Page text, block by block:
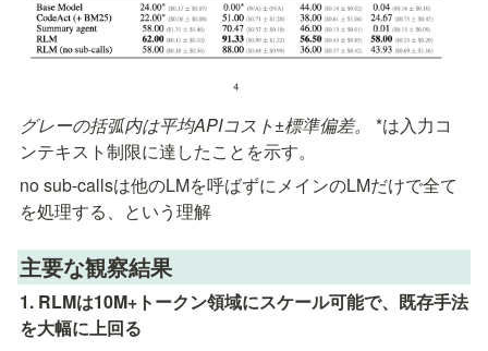
グレーの括弧内は平均APIコスト±標準偏差。
*は入力コ
ンテキスト制限に達したことを示す。
no sub-callsは他のLMを呼ばずにメインのLMだけで全て
を処理する、という理解
主要な観察結果
1. RLMは10M+トークン領域にスケール可能で、既存手法
を大幅に上回る